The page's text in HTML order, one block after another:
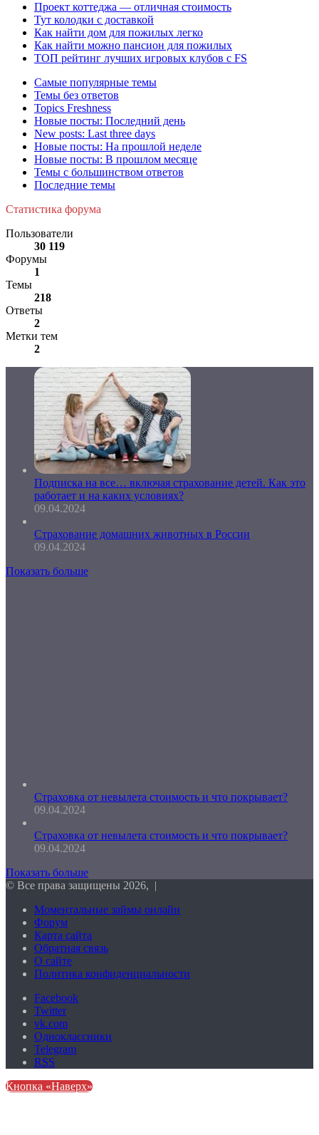
Проект коттеджа — отличная стоимость
Тут колодки с доставкой
Как найти дом для пожилых легко
Как найти можно пансион для пожилых
ТОП рейтинг лучших игровых клубов с FS
Самые популярные темы
Темы без ответов
Topics Freshness
Новые посты: Последний день
New posts: Last three days
Новые посты: На прошлой неделе
Новые посты: В прошлом месяце
Темы с большинством ответов
Последние темы
Статистика форума
Пользователи
30 119
Форумы
1
Темы
218
Ответы
2
Метки тем
2
Подписка на все… включая страхование детей. Как это
работает и на каких условиях?
09.04.2024
Страхование домашних животных в России
09.04.2024
Показать больше
Страховка от невылета стоимость и что покрывает?
09.04.2024
Страховка от невылета стоимость и что покрывает?
09.04.2024
Показать больше
© Все права защищены 2026, |
Моментальные займы онлайн
Форум
Карта сайта
Обратная связь
О сайте
Политика конфиденциальности
Facebook
Twitter
vk.com
Одноклассники
Telegram
RSS
Кнопка «Наверх»